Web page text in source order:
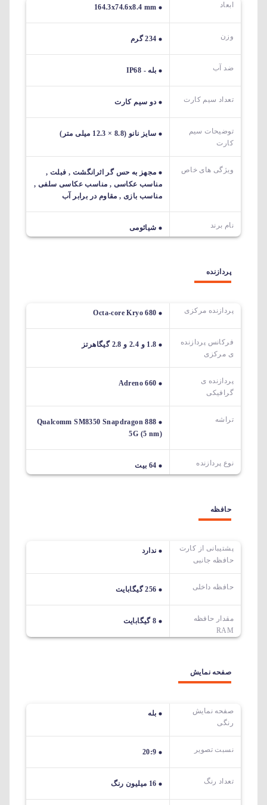
ابعاد 164.3x74.6x8.4 mm
وزن 234 گرم
ضد آب بله - IP68
تعداد سیم کارت دو سیم کارت
توضیحات سیم
کارت
سایز نانو (8.8 × 12.3 میلی متر)
ویژگی های خاص
مجهز به حس گر اثرانگشت , فبلت ,
مناسب عکاسی , مناسب عکاسی سلفی ,
مناسب بازی , مقاوم در برابر آب
نام برند شیائومی
پردازنده
پردازنده مرکزی Octa-core Kryo 680
فرکانس پردازنده
ی مرکزی
1.8 و 2.4 و 2.8 گیگاهرتز
پردازنده ی
گرافیکی
Adreno 660
تراشه
Qualcomm SM8350 Snapdragon 888
5G (5 nm)
نوع پردازنده 64 بیت
حافظه
پشتیبانی از کارت
حافظه جانبی
ندارد
حافظه داخلی 256 گیگابایت
مقدار حافظه
RAM
8 گیگابایت
صفحه نمایش
صفحه نمایش
رنگی
بله
نسبت تصویر 20:9
تعداد رنگ 16 میلیون رنگ